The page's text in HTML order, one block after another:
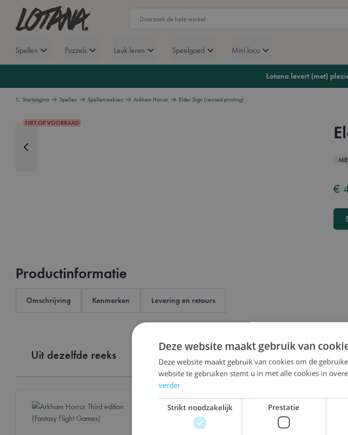
Ga naar de inhoud
Lotana
Spellen Puzzels Leuk leren Speelgoed Mini loco
Lotana levert (met)
Startpagina Spellen Spellenreeksen Arkham Horror Elder Sign (revised printing)
NIET OP VOORRAAD
€
Productinformatie
Omschrijving Kenmerken Levering en retours
Uit dezelfde reeks
Deze website maakt gebruik van
Deze website maakt gebruik van cookies om de
website te gebruiken stemt u in met alle cookies in
verder
Strikt noodzakelijk Prestatie